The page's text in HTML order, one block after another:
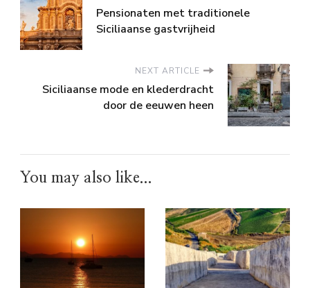
Pensionaten met traditionele
Siciliaanse gastvrijheid
NEXT ARTICLE
Siciliaanse mode en klederdracht
door de eeuwen heen
You may also like...